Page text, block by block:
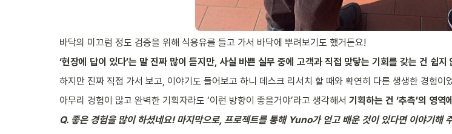
바닥의 미끄럼 정도 검증을 위해 식용유를 들고 가서 바닥에 뿌려보기도 했거든요!
‘현장에 답이 있다’는 말 진짜 많이 듣지만, 사실 바쁜 실무 중에 고객과 직접 맞닿는 기회를 갖는 건 쉽
하지만 진짜 직접 가서 보고, 이야기도 들어보고 하니 데스크 리서치 할 때와 확연히 다른 생생한 경험
아무리 경험이 많고 완벽한 기획자라도 ‘이런 방향이 좋을거야’라고 생각해서 기획하는 건 ‘추측’의 영
Q. 좋은 경험을 많이 하셨네요! 마지막으로, 프로젝트를 통해 Yuno가 얻고 배운 것이 있다면 이야기해